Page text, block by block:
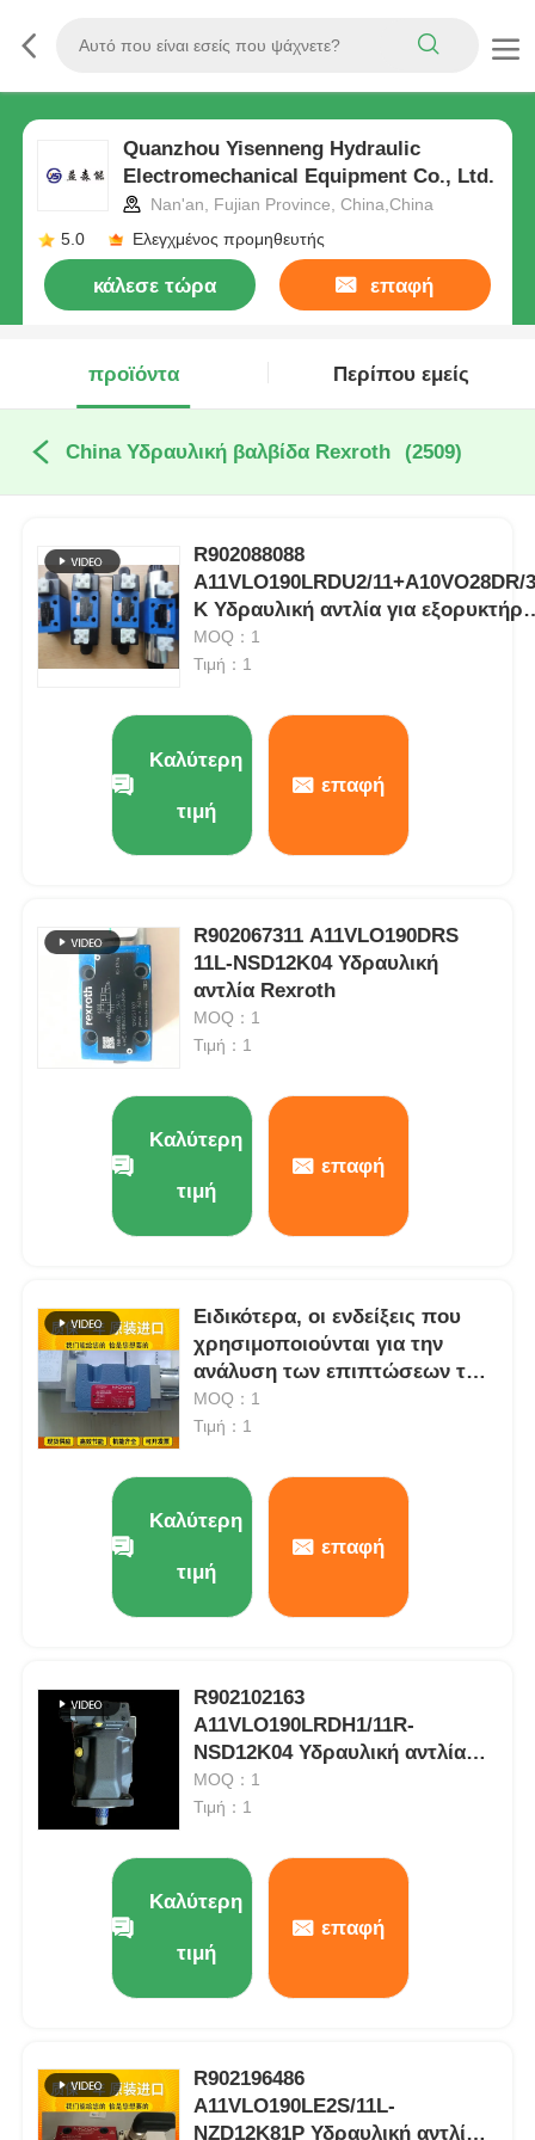
Quanzhou Yisenneng Hydraulic
Electromechanical Equipment Co., Ltd.
Nan'an, Fujian Province, China,China
5.0
Ελεγχμένος προμηθευτής
κάλεσε τώρα επαφή
προϊόντα Περίπου εμείς
China Υδραυλική βαλβίδα Rexroth (2509)
R902088088
A11VLO190LRDU2/11+A10VO28DR/
K Υδραυλική αντλία για εξορυκτήρα
υψηλής πίεσης Rexroth
MOQ：1
Τιμή：1
Καλύτερη
τιμή
επαφή
R902067311 A11VLO190DRS
11L-NSD12K04 Υδραυλική
αντλία Rexroth
MOQ：1
Τιμή：1
Καλύτερη
τιμή
επαφή
Ειδικότερα, οι ενδείξεις που
χρησιμοποιούνται για την
ανάλυση των επιπτώσεων των
παραπάνω παραγόντων είναι
οι ακόλουθες:
MOQ：1
Τιμή：1
Καλύτερη
τιμή
επαφή
R902102163
A11VLO190LRDH1/11R-
NSD12K04 Υδραυλική αντλία
Rexroth
MOQ：1
Τιμή：1
Καλύτερη
τιμή
επαφή
R902196486
A11VLO190LE2S/11L-
NZD12K81P Υδραυλική αντλία